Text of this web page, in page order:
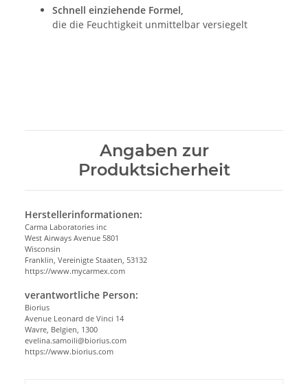
Schnell einziehende Formel,
die die Feuchtigkeit unmittelbar versiegelt
Angaben zur
Produktsicherheit
Herstellerinformationen:
Carma Laboratories inc
West Airways Avenue 5801
Wisconsin
Franklin, Vereinigte Staaten, 53132
https://www.mycarmex.com
verantwortliche Person:
Biorius
Avenue Leonard de Vinci 14
Wavre, Belgien, 1300
evelina.samoili@biorius.com
https://www.biorius.com